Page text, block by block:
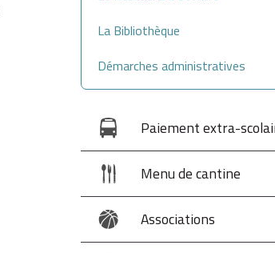
La Bibliothèque
Démarches administratives
Paiement extra-
Menu de cantine
Associations